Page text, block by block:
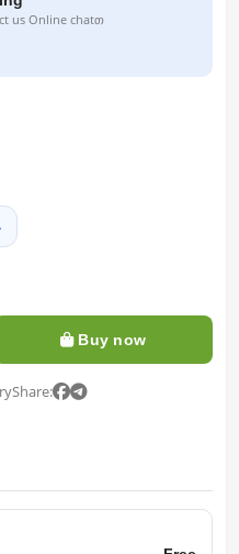
us Online chatთ
Buy now
Share: